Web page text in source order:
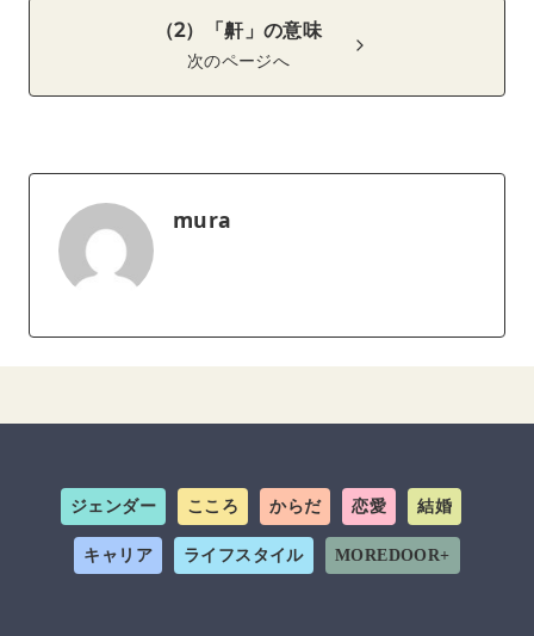
（2）「鼾」の意味
次のページへ
mura
ジェンダー こころ からだ 恋愛 結婚
キャリア ライフスタイル MOREDOOR+